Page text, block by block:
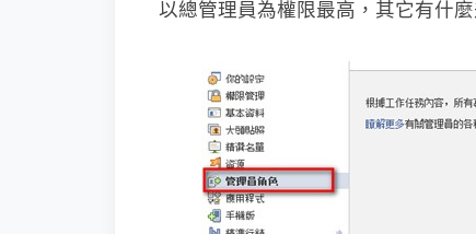
以總管理員為權限最高，其它有什